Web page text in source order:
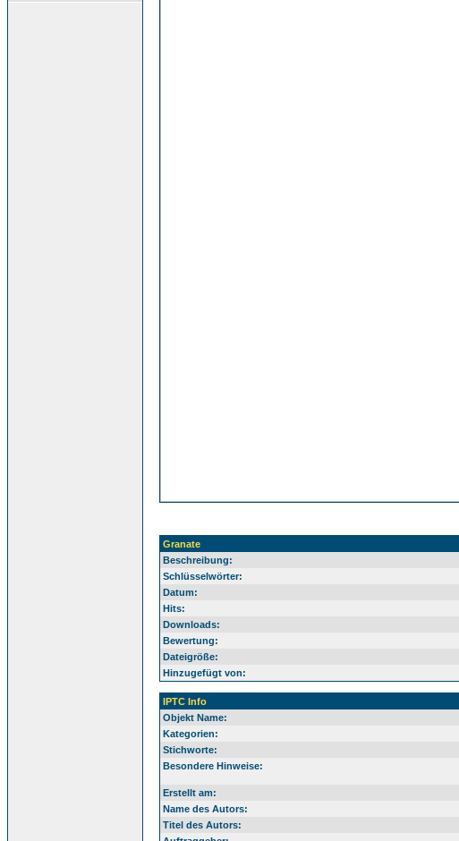
Granate
Beschreibung:
Schlüsselwörter:
Datum:
Hits:
Downloads:
Bewertung:
Dateigröße:
Hinzugefügt von:
IPTC Info
Objekt Name:
Kategorien:
Stichworte:
Besondere Hinweise:
Erstellt am:
Name des Autors:
Titel des Autors: